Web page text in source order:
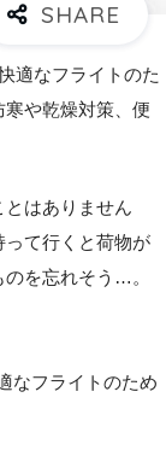
適なフライトのた
や乾燥対策、便
はありません
て行くと荷物が
を忘れそう…。
なフライトのため